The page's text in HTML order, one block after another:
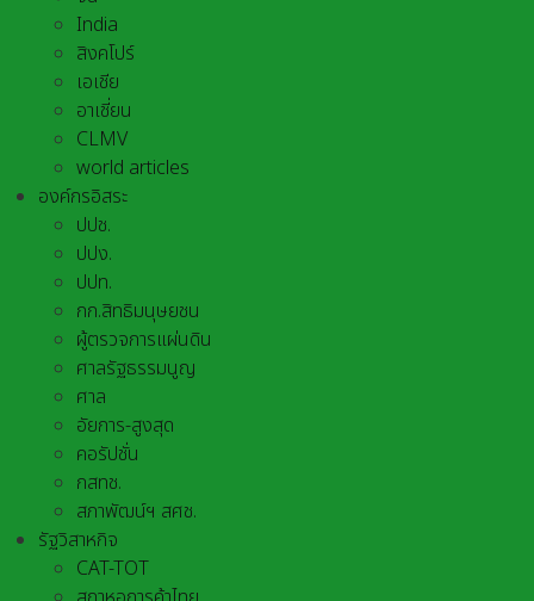
India
สิงคโปร์
เอเชีย
อาเชี่ยน
CLMV
world articles
องค์กรอิสระ
ปปช.
ปปง.
ปปท.
กก.สิทธิมนุษยชน
ผู้ตรวจการแผ่นดิน
ศาลรัฐธรรมนูญ
ศาล
อัยการ-สูงสุด
คอรัปชั่น
กสทช.
สภาพัฒน์ฯ สศช.
รัฐวิสาหกิจ
CAT-TOT